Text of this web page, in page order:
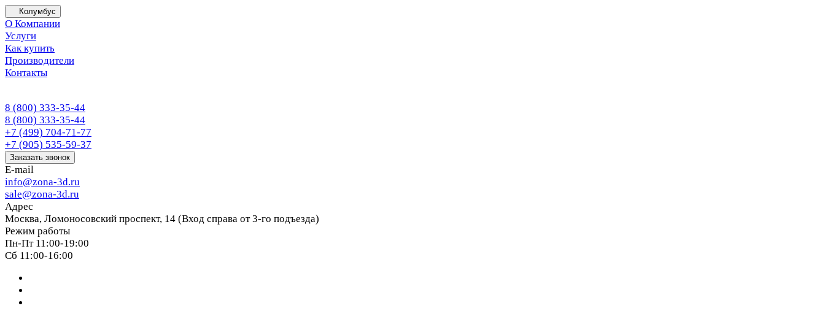
Колумбус
О Компании
Услуги
Как купить
Производители
Контакты
8 (800) 333-35-44
8 (800) 333-35-44
+7 (499) 704-71-77
+7 (905) 535-59-37
Заказать звонок
E-mail
info@zona-3d.ru
sale@zona-3d.ru
Адрес
Москва, Ломоносовский проспект, 14 (Вход справа от 3-го подъезда)
Режим работы
Пн-Пт 11:00-19:00
Сб 11:00-16:00